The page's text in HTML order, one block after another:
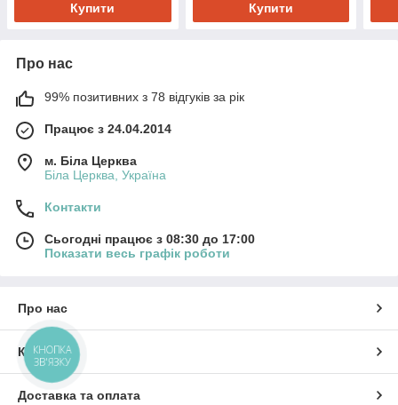
Купити Купити
Про нас
99% позитивних з 78 відгуків за рік
Працює з 24.04.2014
м. Біла Церква
Біла Церква, Україна
Контакти
Сьогодні працює з 08:30 до 17:00
Показати весь графік роботи
Про нас
Контакти
Доставка та оплата
КНОПКА
ЗВ'ЯЗКУ